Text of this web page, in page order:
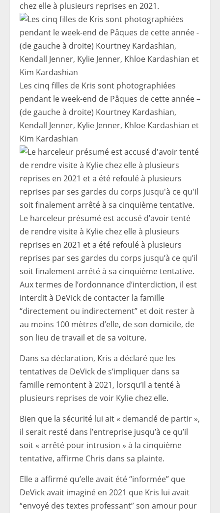
chez elle à plusieurs reprises en 2021.
Les cinq filles de Kris sont photographiées
pendant le week-end de Pâques de cette année –
(de gauche à droite) Kourtney Kardashian,
Kendall Jenner, Kylie Jenner, Khloe Kardashian et
Kim Kardashian
Le harceleur présumé est accusé d’avoir tenté
de rendre visite à Kylie chez elle à plusieurs
reprises en 2021 et a été refoulé à plusieurs
reprises par ses gardes du corps jusqu’à ce qu’il
soit finalement arrêté à sa cinquième tentative.
Aux termes de l’ordonnance d’interdiction, il est
interdit à DeVick de contacter la famille
“directement ou indirectement” et doit rester à
au moins 100 mètres d’elle, de son domicile, de
son lieu de travail et de sa voiture.
Dans sa déclaration, Kris a déclaré que les
tentatives de DeVick de s’impliquer dans sa
famille remontent à 2021, lorsqu’il a tenté à
plusieurs reprises de voir Kylie chez elle.
Bien que la sécurité lui ait « demandé de partir »,
il serait resté dans l’entreprise jusqu’à ce qu’il
soit « arrêté pour intrusion » à la cinquième
tentative, affirme Chris dans sa plainte.
Elle a affirmé qu’elle avait été “informée” que
DeVick avait imaginé en 2021 que Kris lui avait
“envoyé des textes professant” son amour pour